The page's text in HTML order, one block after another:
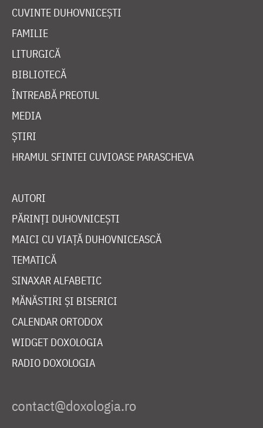
CUVINTE DUHOVNICEȘTI
FAMILIE
LITURGICĂ
BIBLIOTECĂ
ÎNTREABĂ PREOTUL
MEDIA
ȘTIRI
HRAMUL SFINTEI CUVIOASE PARASCHEVA
AUTORI
PĂRINȚI DUHOVNICEȘTI
MAICI CU VIAȚĂ DUHOVNICEASCĂ
TEMATICĂ
SINAXAR ALFABETIC
MĂNĂSTIRI ȘI BISERICI
CALENDAR ORTODOX
WIDGET DOXOLOGIA
RADIO DOXOLOGIA